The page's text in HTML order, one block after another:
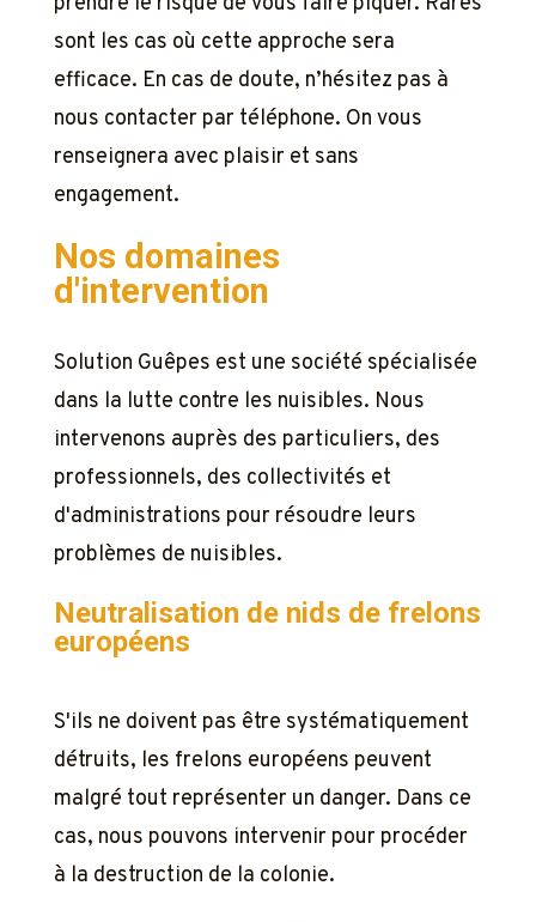
sont les cas où cette approche sera
efficace. En cas de doute, n’hésitez pas à
nous contacter par téléphone. On vous
renseignera avec plaisir et sans
engagement.
Nos domaines
d'intervention
Solution Guêpes est une société spécialisée
dans la lutte contre les nuisibles. Nous
intervenons auprès des particuliers, des
professionnels, des collectivités et
d'administrations pour résoudre leurs
problèmes de nuisibles.
Neutralisation de nids de frelons
européens
S'ils ne doivent pas être systématiquement
détruits, les frelons européens peuvent
malgré tout représenter un danger. Dans ce
cas, nous pouvons intervenir pour procéder
à la destruction de la colonie.